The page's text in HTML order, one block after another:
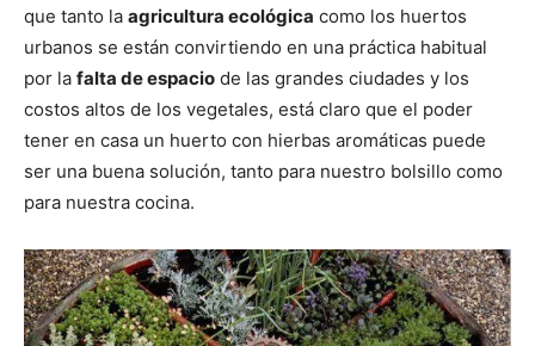
que tanto la agricultura ecológica como los huertos
urbanos se están convirtiendo en una práctica habitual
por la falta de espacio de las grandes ciudades y los
costos altos de los vegetales, está claro que el poder
tener en casa un huerto con hierbas aromáticas puede
ser una buena solución, tanto para nuestro bolsillo como
para nuestra cocina.